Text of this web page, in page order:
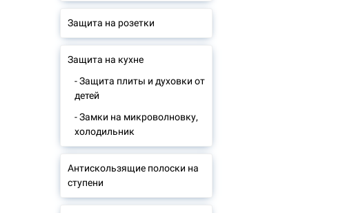
Защита на розетки
Защита на кухне
- Защита плиты и духовки от
детей
- Замки на микроволновку,
холодильник
Антискользящие полоски на
ступени